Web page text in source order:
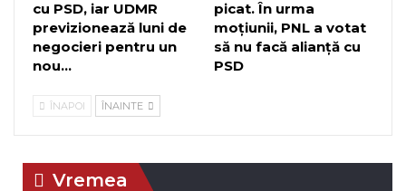
cu PSD, iar UDMR
previzionează luni de
negocieri pentru un
nou…
picat. În urma
moțiunii, PNL a votat
să nu facă alianță cu
PSD
ÎNAPOI ÎNAINTE
Vremea